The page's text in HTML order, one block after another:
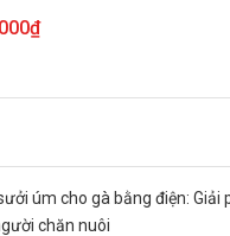
úm cho gà bằng điện: Giải
chăn nuôi